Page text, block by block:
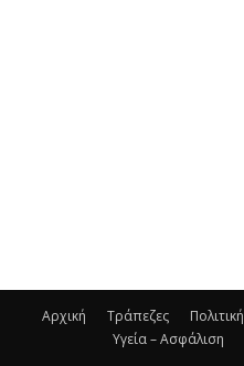
Αρχική Τράπεζες Πολιτική
Υγεία – Ασφάλιση